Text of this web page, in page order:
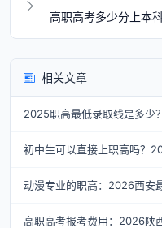
高职高考多少分上本
相关文章
2025职高最低录取线是多少
初中生可以直接上职高吗？
动漫专业的职高：2026西安
高职高考报考费用：2026陕